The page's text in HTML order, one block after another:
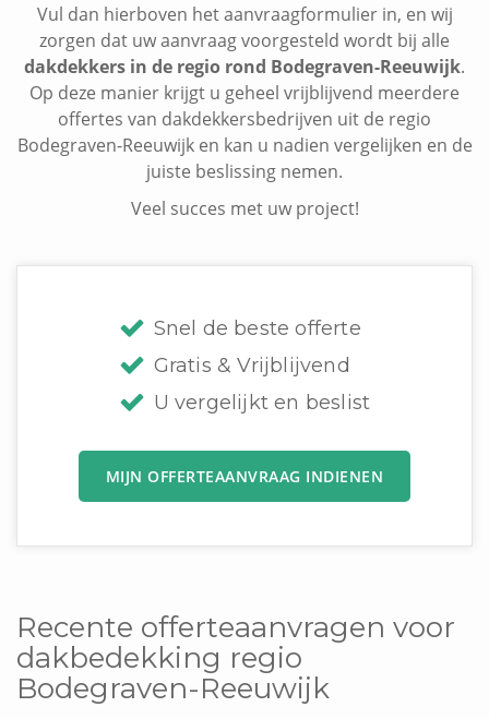
Vul dan hierboven het aanvraagformulier in, en wij
zorgen dat uw aanvraag voorgesteld wordt bij alle
dakdekkers in de regio rond Bodegraven-Reeuwijk.
Op deze manier krijgt u geheel vrijblijvend meerdere
offertes van dakdekkersbedrijven uit de regio
Bodegraven-Reeuwijk en kan u nadien vergelijken en de
juiste beslissing nemen.
Veel succes met uw project!
Snel de beste offerte
Gratis & Vrijblijvend
U vergelijkt en beslist
MIJN OFFERTEAANVRAAG INDIENEN
Recente offerteaanvragen voor
dakbedekking regio
Bodegraven-Reeuwijk